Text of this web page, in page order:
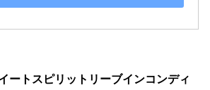
ートスピリットリーブインコンディ